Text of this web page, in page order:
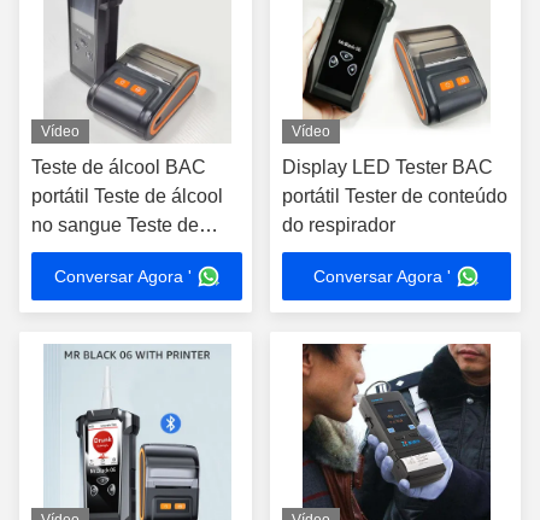
Vídeo
Teste de álcool BAC
portátil Teste de álcool
no sangue Teste de
respiração
Conversar Agora '
Vídeo
Display LED Tester BAC
portátil Tester de conteúdo
do respirador
Conversar Agora '